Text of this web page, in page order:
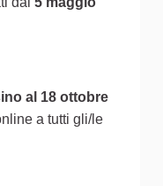
al 18 ottobre
a tutti gli/le